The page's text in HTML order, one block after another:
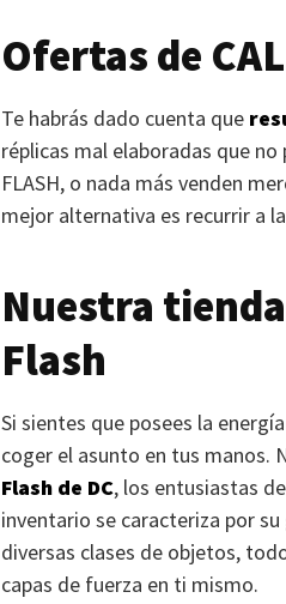
Ofertas de
Te habrás dado cuenta que
réplicas mal elaboradas que
FLASH, o nada más venden
mejor alternativa es recurrir a
Nuestra
Flash
Si sientes que posees la
coger el asunto en tus manos.
Flash de DC, los entusiastas
inventario se caracteriza por
diversas clases de objetos,
capas de fuerza en ti mismo.